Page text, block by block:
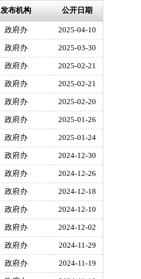
发布机构 公开日期
政府办 2025-04-10
政府办 2025-03-30
政府办 2025-02-21
政府办 2025-02-21
政府办 2025-02-20
政府办 2025-01-26
政府办 2025-01-24
政府办 2024-12-30
政府办 2024-12-26
政府办 2024-12-18
政府办 2024-12-10
政府办 2024-12-02
政府办 2024-11-29
政府办 2024-11-19